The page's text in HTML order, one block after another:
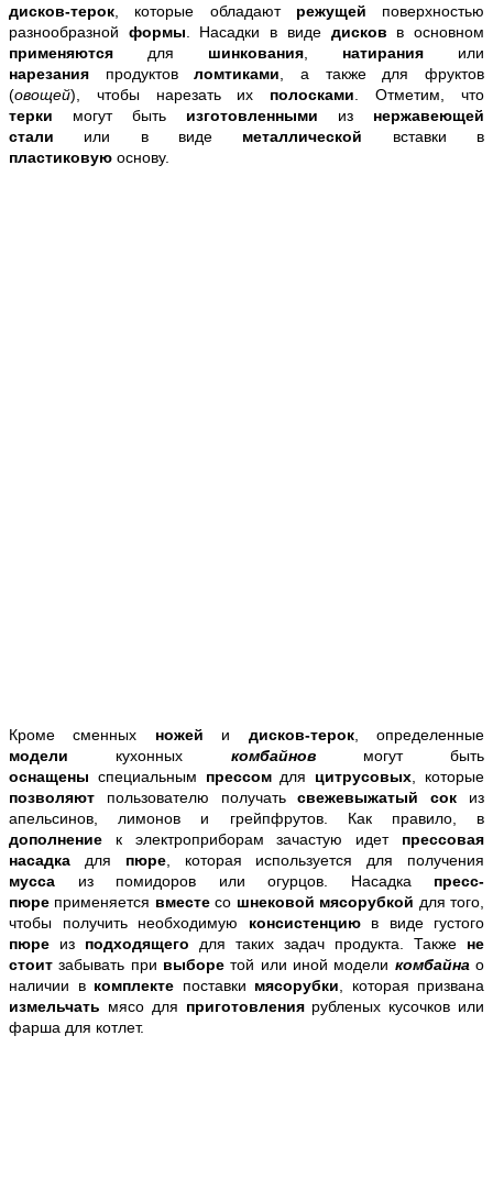
дисков-терок , которые обладают режущей поверхностью
разнообразной формы . Насадки в виде дисков в основном
применяются для шинкования натирания или
нарезания продуктовломтиками , а также для фруктов
(овощей), чтобы нарезать их полосками . Отметим, что
терки могут быть изготовленными из нержавеющей
стали или в виде металлической вставки в
пластиковую основу.
Кроме сменных ножей и дисков-терок, определенные
модели кухонных комбайнов могут быть
оснащены специальным прессом для цитрусовых , которые
позволяют пользователю получатьсвежевыжатый сок из
апельсинов, лимонов и грейпфрутов. Как правило, в
дополнение к электроприборам зачастую идетпрессовая
насадка для пюре, которая используется для получения
мусса из помидоров или огурцов. Насадка пресс-
пюре применяется вместесо шнековой мясорубкой для того,
чтобы получить необходимую консистенцию в виде густого
пюре из подходящего для таких задач продукта. Также не
стоит забывать при выборетой или иной модели комбайнао
наличии в комплекте поставки мясорубки , которая призвана
измельчать мясо для приготовления рубленых кусочков или
фарша для котлет.